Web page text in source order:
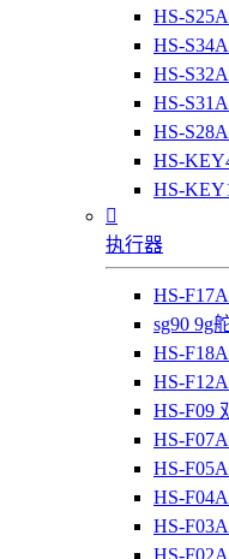
HS-
HS-
HS-
HS-
HS-
HS-
HS-

执行器
HS-
sg90 9g
HS-
HS-
HS-F09
HS-
HS-
HS-
HS-